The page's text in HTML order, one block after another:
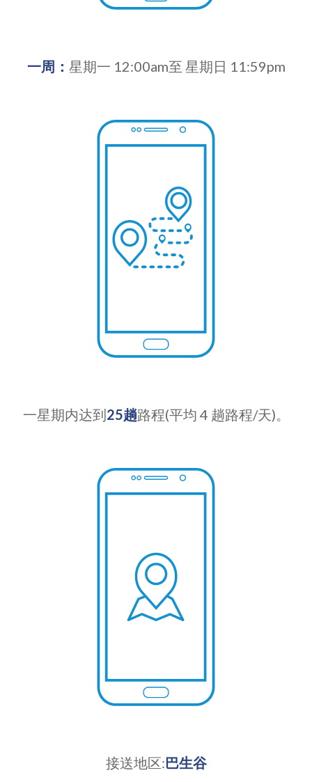
一周： 星期一 12:00am至 星期日 11:59pm
一星期内达到25趟路程(平均 4 趟路程/天)。
接送地区:巴生谷